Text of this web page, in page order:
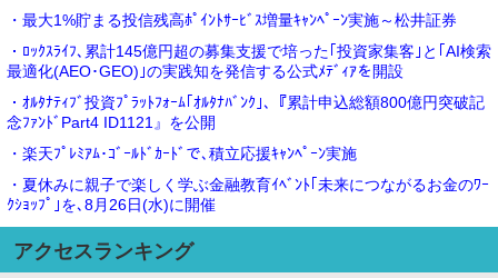
・最大1%貯まる投信残高ﾎﾟｲﾝﾄｻｰﾋﾞｽ増量ｷｬﾝﾍﾟｰﾝ実施～松井証券
・ﾛｯｸｽﾗｲﾌ､累計145億円超の募集支援で培った｢投資家集客｣と｢AI検索
最適化(AEO･GEO)｣の実践知を発信する公式ﾒﾃﾞｨｱを開設
・ｵﾙﾀﾅﾃｨﾌﾞ投資ﾌﾟﾗｯﾄﾌｫｰﾑ｢ｵﾙﾀﾅﾊﾞﾝｸ｣､『累計申込総額800億円突破記
念ﾌｧﾝﾄﾞPart4 ID1121』を公開
・楽天ﾌﾟﾚﾐｱﾑ･ｺﾞｰﾙﾄﾞｶｰﾄﾞで､積立応援ｷｬﾝﾍﾟｰﾝ実施
・夏休みに親子で楽しく学ぶ金融教育ｲﾍﾞﾝﾄ｢未来につながるお金のﾜｰ
ｸｼｮｯﾌﾟ｣を､8月26日(水)に開催
アクセスランキング